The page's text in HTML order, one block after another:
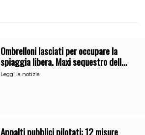
Ombrelloni lasciati per occupare la
spiaggia libera. Maxi sequestro della
Guardia Costiera
Leggi la notizia
Appalti pubblici pilotati: 12 misure